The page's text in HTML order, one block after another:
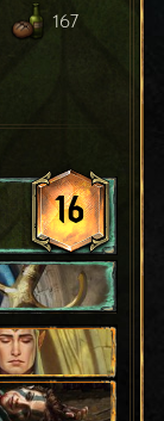
167
16